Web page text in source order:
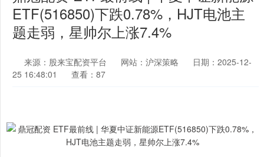
ETF(516850)下跌0.78%，HJT电池主
题走弱，星帅尔上涨7.4%
来源：股来宝配资平台 网站：沪深策略
日期：2025-12-
25 16:48:01
查看：87